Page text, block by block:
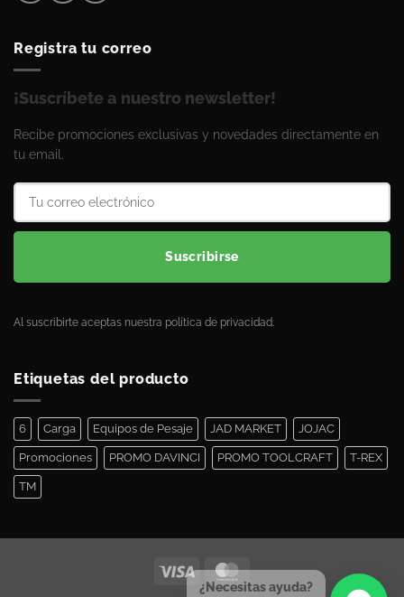
Registra tu correo
¡Suscríbete a nuestro newsletter!
Recibe promociones exclusivas y novedades directamente en
tu email.
Suscribirse
Al suscribirte aceptas nuestra política de privacidad.
Etiquetas del producto
6 Carga Equipos de Pesaje JAD MARKET JOJAC
Promociones PROMO DAVINCI PROMO TOOLCRAFT T-REX
TM
¿Necesitas ayuda?